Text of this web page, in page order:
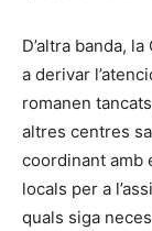
D’altra banda,
a derivar
romanen
altres centres
coordinant amb
locals per a
quals siga